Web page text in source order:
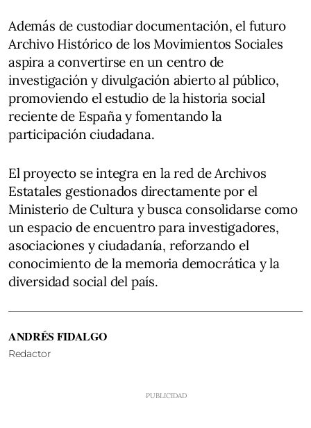
Además de custodiar documentación, el futuro
Archivo Histórico de los Movimientos Sociales
aspira a convertirse en un centro de
investigación y divulgación abierto al público,
promoviendo el estudio de la historia social
reciente de España y fomentando la
participación ciudadana.
El proyecto se integra en la red de Archivos
Estatales gestionados directamente por el
Ministerio de Cultura y busca consolidarse como
un espacio de encuentro para investigadores,
asociaciones y ciudadanía, reforzando el
conocimiento de la memoria democrática y la
diversidad social del país.
ANDRÉS FIDALGO
Redactor